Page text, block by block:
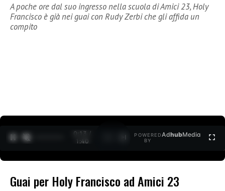
A poche ore dal suo ingresso nella scuola di Amici 23, Holy
Francisco è già nei guai con Rudy Zerbi che gli affida un
compito
0:14 /
1:40
POWERED
BY
AdhubMedia
Guai per Holy Francisco ad Amici 23